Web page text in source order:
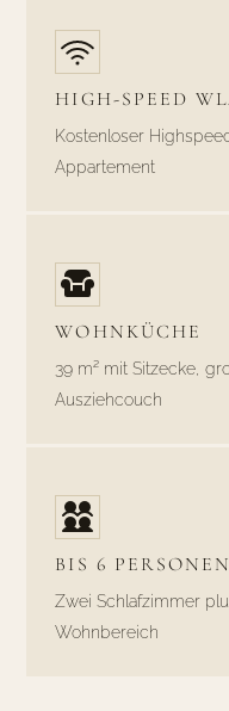
HIGH-SPEED
Kostenloser
Appartement
WOHNKÜCHE
39 m² mit Sitzecke,
Ausziehcouch
BIS 6 PERSONEN
Zwei Schlafzimmer
Wohnbereich